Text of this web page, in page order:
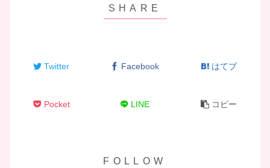
Twitter Facebook はてブ
Pocket LINE コピー